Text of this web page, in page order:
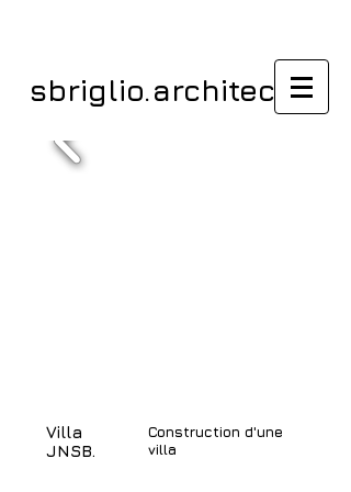
sbriglio.architectes
Villa
JNSB.
Construction d'une
villa